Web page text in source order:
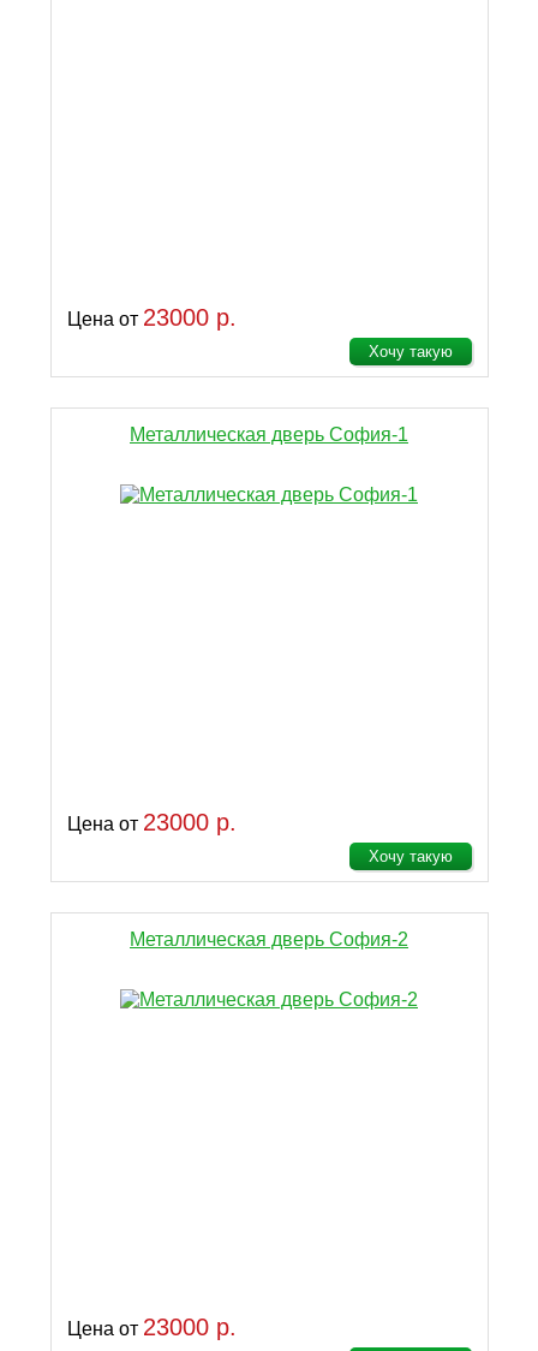
Цена от 23000 р.
Хочу такую
Металлическая дверь София-1
Цена от 23000 р.
Хочу такую
Металлическая дверь София-2
Цена от 23000 р.